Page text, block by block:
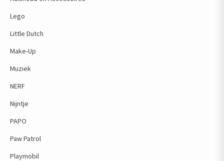
Lego
Little Dutch
Make-Up
Muziek
NERF
Nijntje
PAPO
Paw Patrol
Playmobil